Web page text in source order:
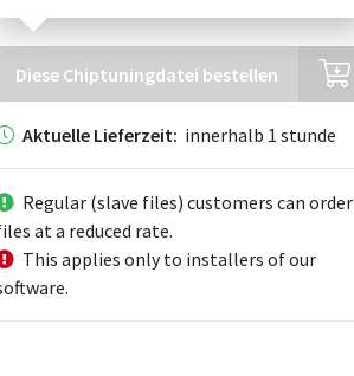
Diese Chiptuningdatei bestellen
Aktuelle Lieferzeit: innerhalb 1 stunde
Regular (slave files) customers can order
at a reduced rate.
This applies only to installers of our